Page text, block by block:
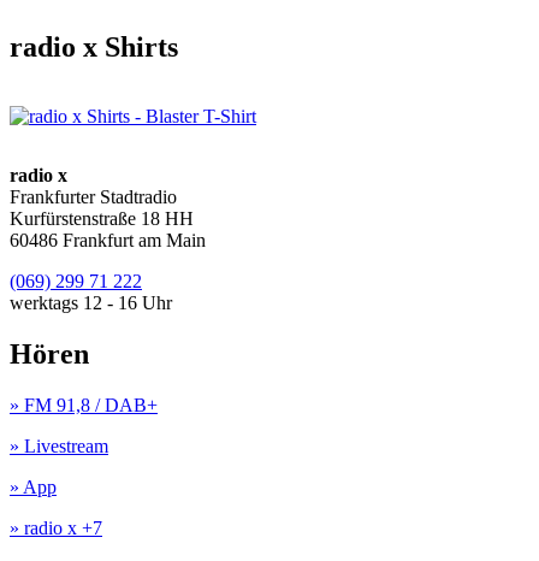
radio x Shirts
radio x
Frankfurter Stadtradio
Kurfürstenstraße 18 HH
60486 Frankfurt am Main
(069) 299 71 222
werktags 12 - 16 Uhr
Hören
» FM 91,8 / DAB+
» Livestream
» App
» radio x +7